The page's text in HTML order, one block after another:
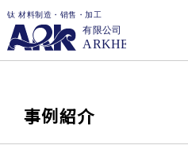
事例紹介